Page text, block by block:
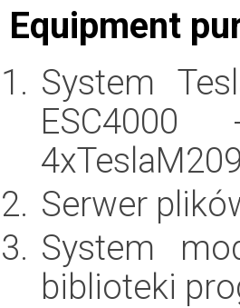
Equipment
System
ESC4000
Serwer
System
biblioteki